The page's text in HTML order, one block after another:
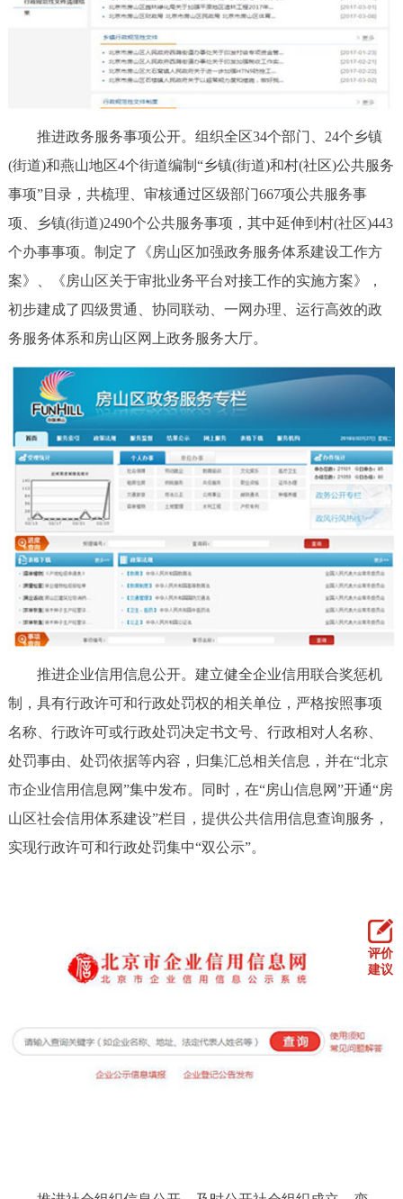
推进政务服务事项公开。组织全区34个部门、24个乡镇
(街道)和燕山地区4个街道编制“乡镇(街道)和村(社区)公共服务
事项”目录，共梳理、审核通过区级部门667项公共服务事
项、乡镇(街道)2490个公共服务事项，其中延伸到村(社区)443
个办事事项。制定了《房山区加强政务服务体系建设工作方
案》、《房山区关于审批业务平台对接工作的实施方案》，
初步建成了四级贯通、协同联动、一网办理、运行高效的政
务服务体系和房山区网上政务服务大厅。
推进企业信用信息公开。建立健全企业信用联合奖惩机
制，具有行政许可和行政处罚权的相关单位，严格按照事项
名称、行政许可或行政处罚决定书文号、行政相对人名称、
处罚事由、处罚依据等内容，归集汇总相关信息，并在“北京
市企业信用信息网”集中发布。同时，在“房山信息网”开通“房
山区社会信用体系建设”栏目，提供公共信用信息查询服务，
实现行政许可和行政处罚集中“双公示”。
评价
建议